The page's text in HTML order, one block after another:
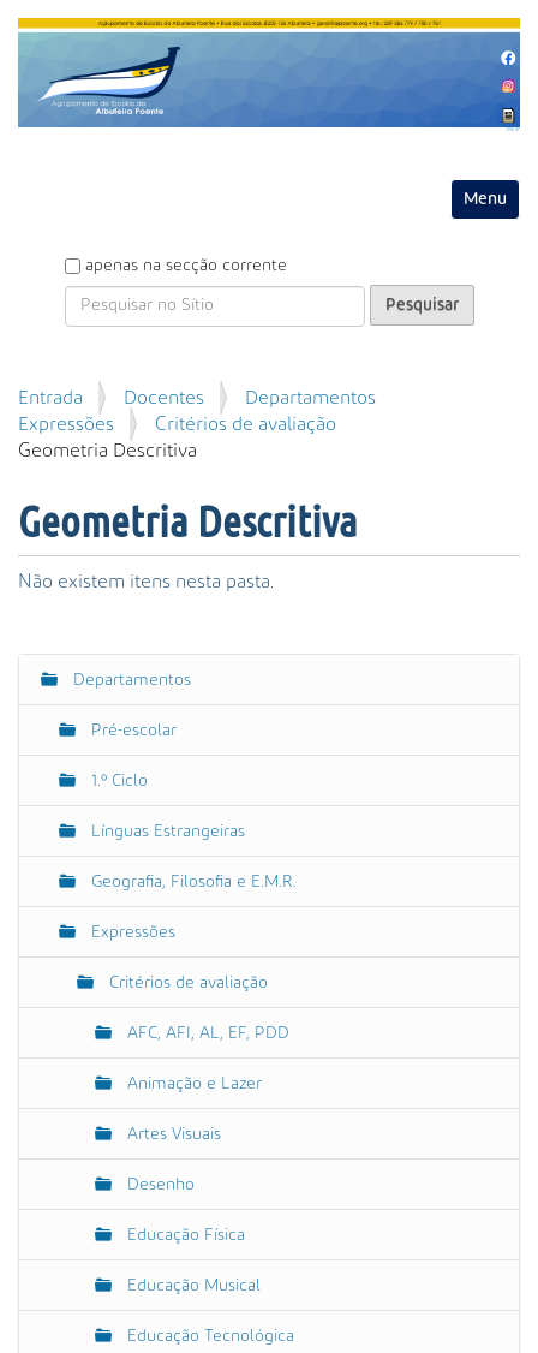
Toggle
P
e
i
s
a
apenas na secção corrente
P
e
s
i
a
a
Entrada Docentes
Departamentos
Expressões
Critérios de avaliação
Geometria Descritiva
Geometria Descritiva
Não existem itens nesta pasta.
N
Departamentos
Pré-escolar
1.º Ciclo
Línguas Estrangeiras
Geografia, Filosofia e E.M.R.
Expressões
Critérios de avaliação
AFC, AFI, AL, EF, PDD
Animação e Lazer
Artes Visuais
Desenho
Educação Física
Educação Musical
Educação Tecnológica